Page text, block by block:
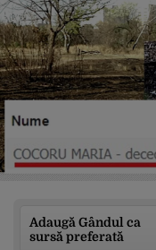
Adaugă Gândul ca
sursă preferată